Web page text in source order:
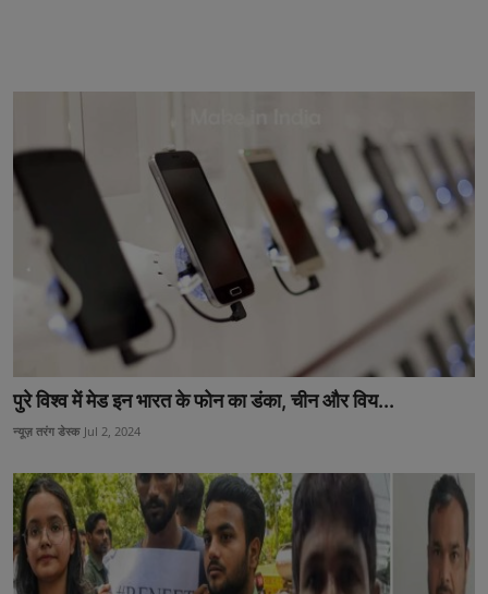
पुरे विश्व में मेड इन भारत के फोन का डंका, चीन और विय...
न्यूज़ तरंग डेस्क Jul 2, 2024